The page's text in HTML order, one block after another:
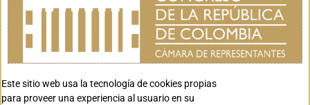
X_@CamaraColombia
Youtube_@CamaraColombia
Youtube_@CanalCongreso
Este sitio web usa la tecnología de cookies propias
para proveer una experiencia al usuario en su